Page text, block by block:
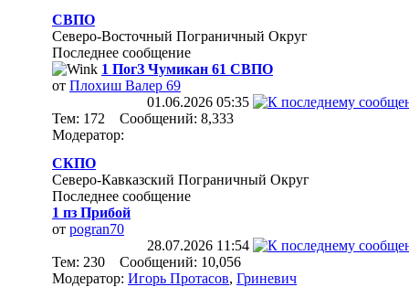
СВПО
Северо-Восточный Пограничный Округ
Последнее сообщение
1 ПогЗ Чумикан 61 СВПО
от Плохиш Валер 69
01.06.2026 05:35
Тем: 172 Сообщений: 8,333
Модератор:
СКПО
Северо-Кавказский Пограничный Округ
Последнее сообщение
1 пз Прибой
от pogran70
28.07.2026 11:54
Тем: 230 Сообщений: 10,056
Модератор: Игорь Протасов, Гриневич